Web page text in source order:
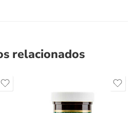
relacionados